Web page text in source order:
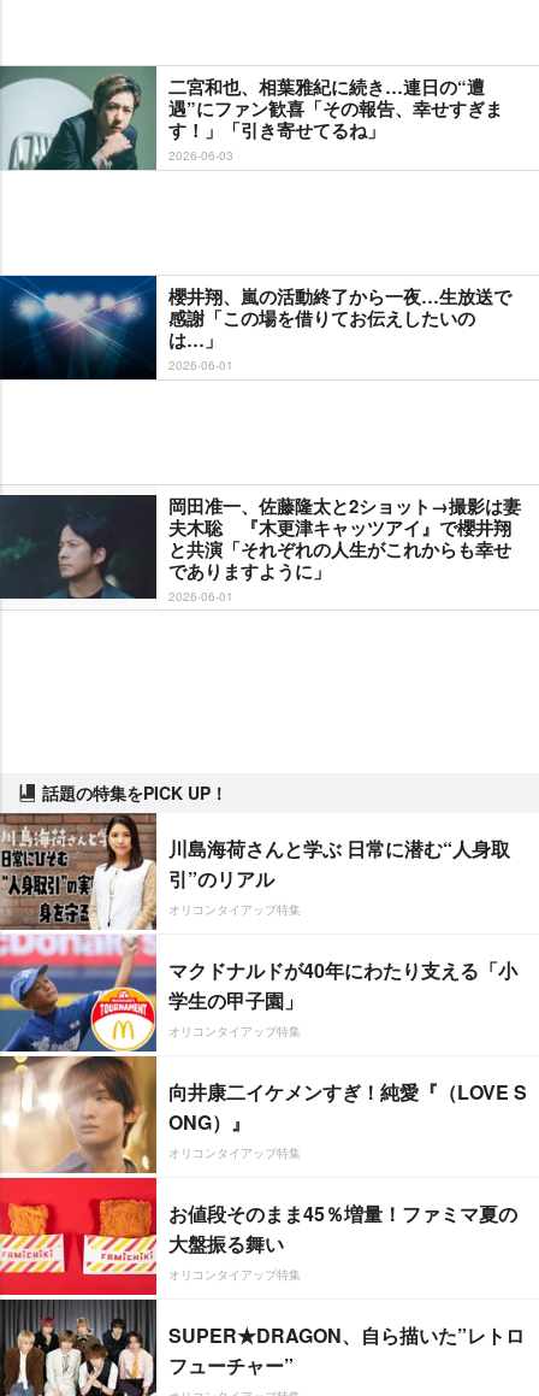
二宮和也、相葉雅紀に続き…連日の“遭
遇”にファン歓喜「その報告、幸せすぎま
す！」「引き寄せてるね」
2026-06-03
櫻井翔、嵐の活動終了から一夜…生放送で
感謝「この場を借りてお伝えしたいの
は…」
2026-06-01
岡田准一、佐藤隆太と2ショット→撮影は妻
夫木聡 『木更津キャッツアイ』で櫻井翔
と共演「それぞれの人生がこれからも幸せ
でありますように」
2026-06-01
話題の特集をPICK UP！
川島海荷さんと学ぶ 日常に潜む“人身取
引”のリアル
オリコンタイアップ特集
マクドナルドが40年にわたり支える「小
学生の甲子園」
オリコンタイアップ特集
向井康二イケメンすぎ！純愛『（LOVE S
ONG）』
オリコンタイアップ特集
お値段そのまま45％増量！ファミマ夏の
大盤振る舞い
オリコンタイアップ特集
SUPER★DRAGON、自ら描いた”レトロ
フューチャー”